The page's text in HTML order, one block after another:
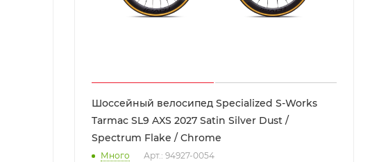
Шоссейный велосипед Specialized S-Works
Tarmac SL9 AXS 2027 Satin Silver Dust /
Spectrum Flake / Chrome
Много Арт.: 94927-0054